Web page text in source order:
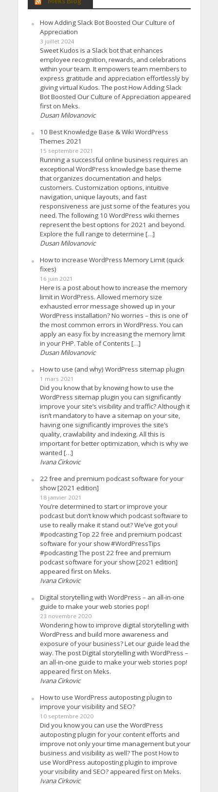
How Adding Slack Bot Boosted Our Culture of
Appreciation
3 juillet 2024
Sweet Kudos is a Slack bot that enhances
employee recognition, rewards, and celebrations
within your team. It empowers team members to
express gratitude and appreciation effortlessly by
giving virtual Kudos. The post How Adding Slack
Bot Boosted Our Culture of Appreciation appeared
first on Meks.
Dusan Milovanovic
10 Best Knowledge Base & Wiki WordPress
Themes 2021
15 septembre 2021
Running a successful online business requires an
exceptional WordPress knowledge base theme
that organizes documentation and helps
customers. Customization options, intuitive
navigation, unique layouts, and fast
responsiveness are just some of the features you
need. The following 10 WordPress wiki themes
represent the best options for 2021 and beyond.
Explore the full range to determine […]
Dusan Milovanovic
How to increase WordPress Memory Limit (quick
fixes)
16 juin 2021
Here is a post about how to increase the memory
limit in WordPress. Allowed memory size
exhausted error message showed up in your
WordPress installation? No worries – this is one of
the most common errors in WordPress. You can
apply an easy fix by increasing the memory limit
in your PHP. Table of Contents […]
Dusan Milovanovic
How to use (and why) WordPress sitemap plugin
1 mars 2021
Did you know that by knowing how to use the
WordPress sitemap plugin you can significantly
improve your site’s visibility and traffic? Although it
isn’t mandatory to have a sitemap on your site,
having one significantly improves the site’s
quality, crawlability and indexing. All this is
important for better optimization, which is why we
wanted […]
Ivana Cirkovic
22 free and premium podcast software for your
show [2021 edition]
18 janvier 2021
You’re determined to start or improve your
podcast but don’t know which podcast software to
use to really make it stand out? We’ve got you!
#podcasting Top 22 free and premium podcast
software for your show #WordPressTips
#podcasting The post 22 free and premium
podcast software for your show [2021 edition]
appeared first on Meks.
Ivana Cirkovic
Digital storytelling with WordPress – an all-in-one
guide to make your web stories pop!
23 novembre 2020
Wondering how to improve digital storytelling with
WordPress and build more awareness and
exposure of your business? Let our guide lead the
way. The post Digital storytelling with WordPress –
an all-in-one guide to make your web stories pop!
appeared first on Meks.
Ivana Cirkovic
How to use WordPress autoposting plugin to
improve your visibility and SEO?
10 septembre 2020
Did you know you can use the WordPress
autoposting plugin for your content efforts and
improve not only your time management but your
business and visibility as well? The post How to
use WordPress autoposting plugin to improve
your visibility and SEO? appeared first on Meks.
Ivana Cirkovic